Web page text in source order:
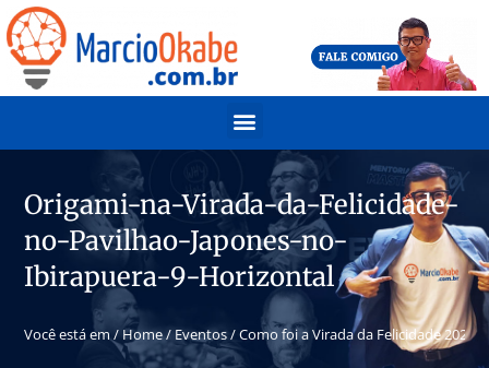
Origami-na-Virada-da-Felicidade-
no-Pavilhao-Japones-no-
Ibirapuera-9-Horizontal
Você está em / Home/ Eventos/Como foi a Virada da Felicidade 2024